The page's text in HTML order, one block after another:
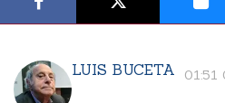
LUIS BUCETA 01:51